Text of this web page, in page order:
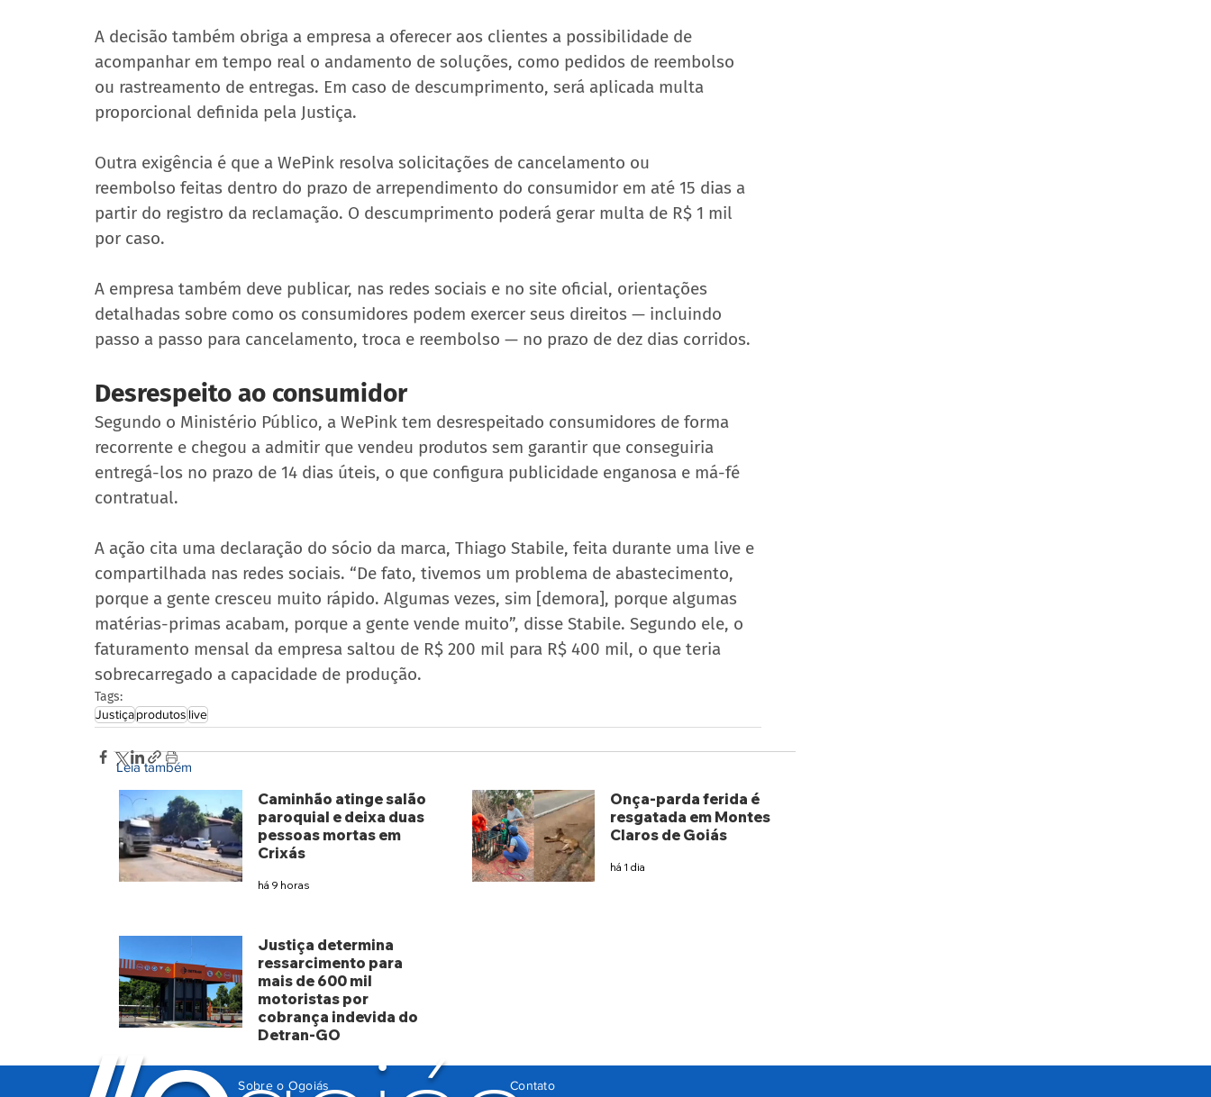
A decisão também obriga a empresa a oferecer aos clientes a possibilidade de
acompanhar em tempo real o andamento de soluções, como pedidos de reembolso
ou rastreamento de entregas. Em caso de descumprimento, será aplicada multa
proporcional definida pela Justiça.
Outra exigência é que a WePink resolva solicitações de cancelamento ou
reembolso feitas dentro do prazo de arrependimento do consumidor em até 15 dias a
partir do registro da reclamação. O descumprimento poderá gerar multa de R$ 1 mil
por caso.
A empresa também deve publicar, nas redes sociais e no site oficial, orientações
detalhadas sobre como os consumidores podem exercer seus direitos — incluindo
passo a passo para cancelamento, troca e reembolso — no prazo de dez dias corridos.
Desrespeito ao consumidor
Segundo o Ministério Público, a WePink tem desrespeitado consumidores de forma
recorrente e chegou a admitir que vendeu produtos sem garantir que conseguiria
entregá-los no prazo de 14 dias úteis, o que configura publicidade enganosa e má-fé
contratual.
A ação cita uma declaração do sócio da marca, Thiago Stabile, feita durante uma live e
compartilhada nas redes sociais. “De fato, tivemos um problema de abastecimento,
porque a gente cresceu muito rápido. Algumas vezes, sim [demora], porque algumas
matérias-primas acabam, porque a gente vende muito”, disse Stabile. Segundo ele, o
faturamento mensal da empresa saltou de R$ 200 mil para R$ 400 mil, o que teria
sobrecarregado a capacidade de produção.
Tags:
Justiçaprodutos live
Leia também
Caminhão atinge salão
paroquial e deixa duas
pessoas mortas em
Crixás
há 9 horas
Onça-parda ferida é
resgatada em Montes
Claros de Goiás
há 1 dia
Justiça determina
ressarcimento para
mais de 600 mil
motoristas por
cobrança indevida do
Detran-GO
há 4 dias
Contato
Sobre o Ogoiás